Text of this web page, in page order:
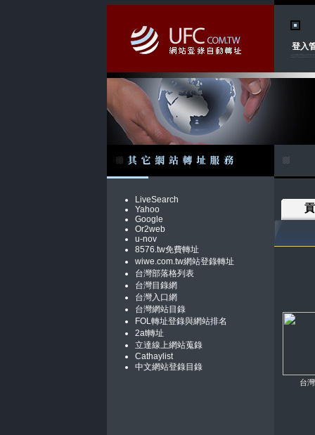
登入
LiveSearch
Yahoo
Google
Or2web
u-nov
8576.tw免費轉址
wiwe.com.tw網站登錄轉址
台灣部落格列表
台灣目錄網
台灣入口網
台灣網站目錄
FOL轉址登錄與網站排名
2at轉址
立達線上網站蒐錄
Cathaylist
中文網站登錄目錄
台